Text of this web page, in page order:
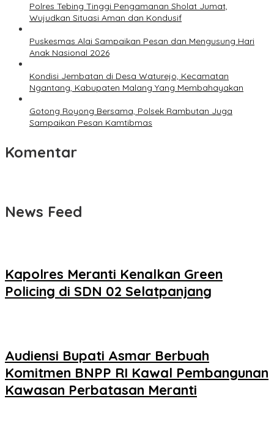
Polres Tebing Tinggi Pengamanan Sholat Jumat,
Wujudkan Situasi Aman dan Kondusif
Puskesmas Alai Sampaikan Pesan dan Mengusung Hari
Anak Nasional 2026
Kondisi Jembatan di Desa Waturejo, Kecamatan
Ngantang, Kabupaten Malang Yang Membahayakan
Gotong Royong Bersama, Polsek Rambutan Juga
Sampaikan Pesan Kamtibmas
Komentar
News Feed
Kapolres Meranti Kenalkan Green
Policing di SDN 02 Selatpanjang
Audiensi Bupati Asmar Berbuah
Komitmen BNPP RI Kawal Pembangunan
Kawasan Perbatasan Meranti